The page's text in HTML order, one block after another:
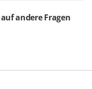
andere Fragen